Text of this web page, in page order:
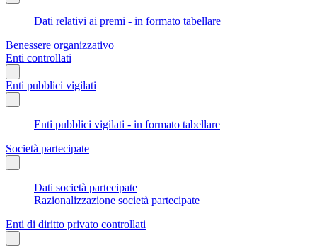
Dati relativi ai premi - in formato tabellare
Benessere organizzativo
Enti controllati
Enti pubblici vigilati
Enti pubblici vigilati - in formato tabellare
Società partecipate
Dati società partecipate
Razionalizzazione società partecipate
Enti di diritto privato controllati